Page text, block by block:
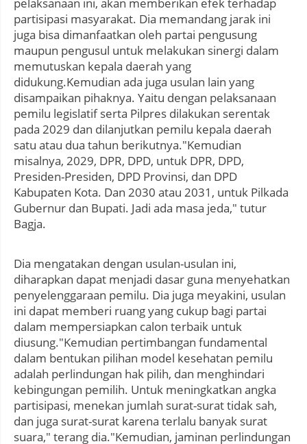
pelaksanaan ini, akan memberikan efek terhadap
partisipasi masyarakat. Dia memandang jarak ini
juga bisa dimanfaatkan oleh partai pengusung
maupun pengusul untuk melakukan sinergi dalam
memutuskan kepala daerah yang
didukung.Kemudian ada juga usulan lain yang
disampaikan pihaknya. Yaitu dengan pelaksanaan
pemilu legislatif serta Pilpres dilakukan serentak
pada 2029 dan dilanjutkan pemilu kepala daerah
satu atau dua tahun berikutnya."Kemudian
misalnya, 2029, DPR, DPD, untuk DPR, DPD,
Presiden-Presiden, DPD Provinsi, dan DPD
Kabupaten Kota. Dan 2030 atau 2031, untuk Pilkada
Gubernur dan Bupati. Jadi ada masa jeda," tutur
Bagja.
Dia mengatakan dengan usulan-usulan ini,
diharapkan dapat menjadi dasar guna menyehatkan
penyelenggaraan pemilu. Dia juga meyakini, usulan
ini dapat memberi ruang yang cukup bagi partai
dalam mempersiapkan calon terbaik untuk
diusung."Kemudian pertimbangan fundamental
dalam bentukan pilihan model kesehatan pemilu
adalah perlindungan hak pilih, dan menghindari
kebingungan pemilih. Untuk meningkatkan angka
partisipasi, menekan jumlah surat-surat tidak sah,
dan juga surat-surat karena terlalu banyak surat
suara," terang dia."Kemudian, jaminan perlindungan